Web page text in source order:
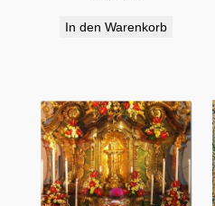
In den Warenkorb